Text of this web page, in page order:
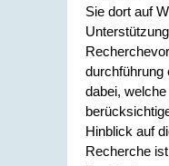
Sie dort auf
durchführung
dabei,
Hinblick auf
Recherche